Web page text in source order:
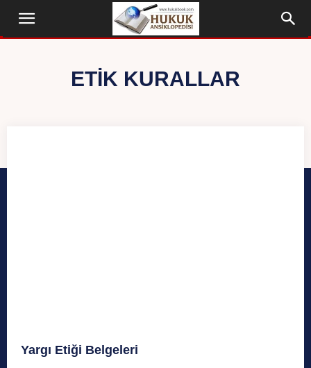
ETIK KURALLAR
Yargı Etiği Belgeleri